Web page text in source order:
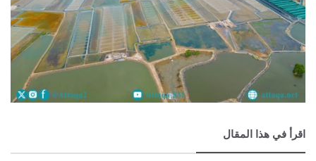
اقرأ في هذا المقال